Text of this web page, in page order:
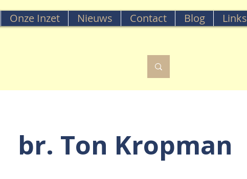
Onze Inzet Nieuws Contact Blog Links
br. Ton Kropman